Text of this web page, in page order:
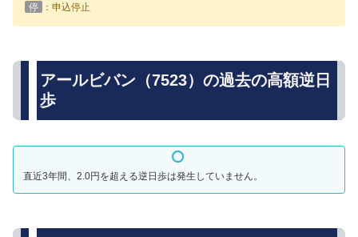
停
：申込停止
アールビバン（7523）の過去の高額逆日
歩
直近3年間、2.0円を超える逆日歩は発生していません。